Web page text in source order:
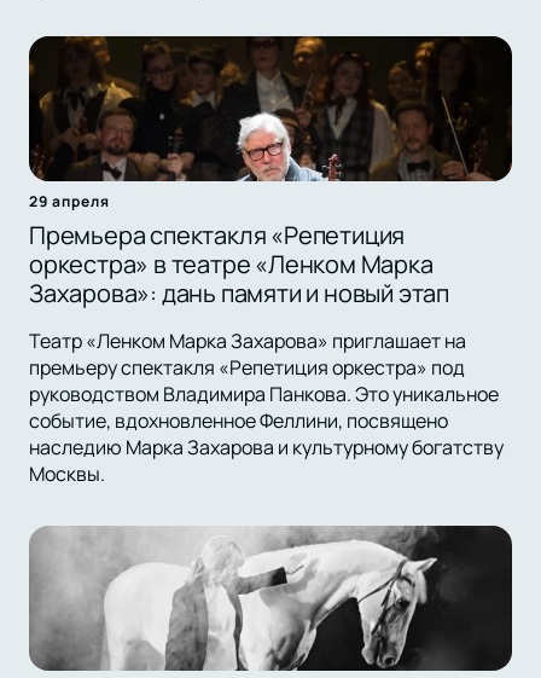
29 апреля
Премьера спектакля «Репетиция
оркестра» в театре «Ленком Марка
Захарова»: дань памяти и новый этап
Театр «Ленком Марка Захарова» приглашает на
премьеру спектакля «Репетиция оркестра» под
руководством Владимира Панкова. Это уникальное
событие, вдохновленное Феллини, посвящено
наследию Марка Захарова и культурному богатству
Москвы.